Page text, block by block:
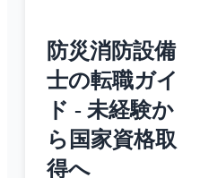
防災消防設備
士の転職ガイ
ド - 未経験か
ら国家資格取
得へ